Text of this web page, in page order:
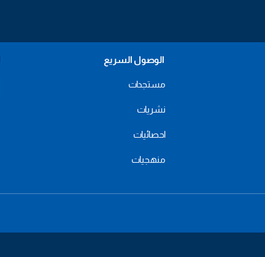
الوصول السريع
مستجدات
نشريات
احصائيات
منهجيات
menu